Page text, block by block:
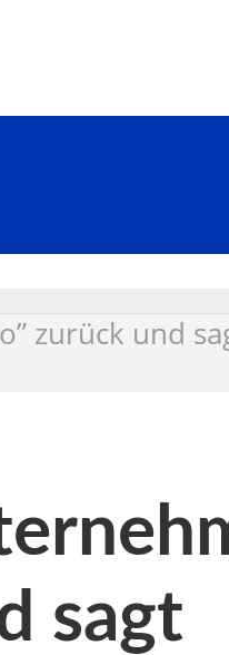
zurück und
sagt